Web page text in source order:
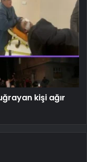
kişi ağır